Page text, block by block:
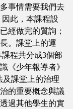
事情需要我們去
此，本課程設
經做完的質詢；
。課堂上的運
程共分成3個部
《少年報導者》
課堂上的治理
的重要概念與議
過其他學生的實